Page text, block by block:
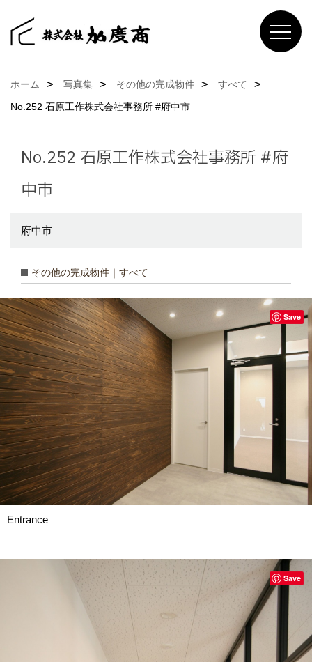
ホーム 写真集 その他の完成物件
すべて
No.252 石原工作株式会社事務所 #府中市
No.252 石原工作株式会社事務所 #府
中市
府中市
その他の完成物件｜すべて
Entrance
Save
Save